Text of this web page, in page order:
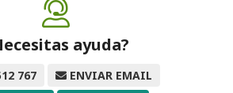
ayuda?
767
ENVIAR EMAIL